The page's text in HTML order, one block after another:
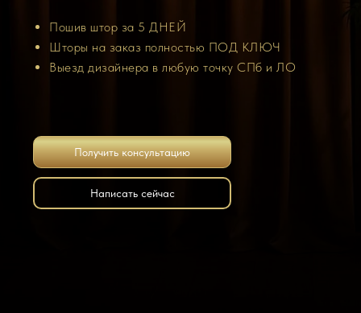
Пошив штор за 5 ДНЕЙ
Шторы на заказ полностью ПОД КЛЮЧ
Выезд дизайнера в любую точку СПб и ЛО
Получить консультацию
Написать сейчас